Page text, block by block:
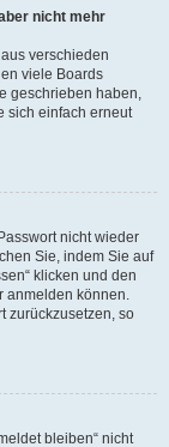
nicht mehr
verschieden
viele Boards
geschrieben haben,
sich einfach erneut
nicht wieder
Sie, indem Sie auf
klicken und den
anmelden können.
zurückzusetzen, so
bleiben“ nicht